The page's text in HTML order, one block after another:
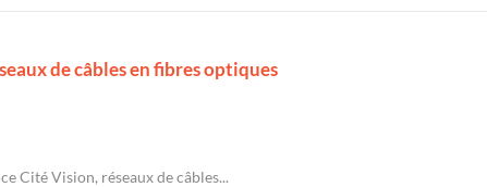
de câbles en fibres optiques
Cité Vision, réseaux de câbles...